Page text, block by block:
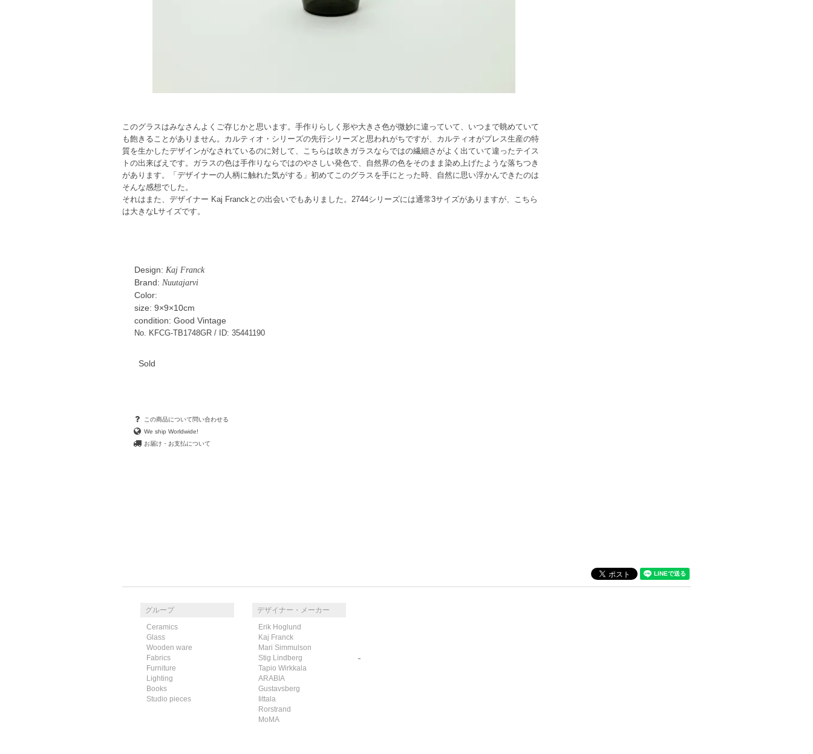
このグラスはみなさんよくご存じかと思います。手作りらしく形や大きさ色が微妙に違っていて、いつまで眺めていて
も飽きることがありません。カルティオ・シリーズの先行シリーズと思われがちですが、カルティオがプレス生産の特
質を生かしたデザインがなされているのに対して、こちらは吹きガラスならではの繊細さがよく出ていて違ったテイス
トの出来ばえです。ガラスの色は手作りならではのやさしい発色で、自然界の色をそのまま染め上げたような落ちつき
があります。「デザイナーの人柄に触れた気がする」初めてこのグラスを手にとった時、自然に思い浮かんできたのは
そんな感想でした。
それはまた、デザイナー Kaj Franckとの出会いでもありました。2744シリーズには通常3サイズがありますが、こちら
は大きなLサイズです。
Design: Kaj Franck
Brand: Nuutajarvi
Color:
size: 9×9×10cm
condition: Good Vintage
No. KFCG-TB1748GR / ID: 35441190
Sold
この商品について問い合わせる
We ship Worldwide!
お届け・お支払について
グループ
Ceramics
Glass
Wooden ware
Fabrics
Furniture
Lighting
Books
Studio pieces
デザイナー・メーカー
Erik Hoglund
Kaj Franck
Mari Simmulson
Stig Lindberg
Tapio Wirkkala
ARABIA
Gustavsberg
Iittala
Rorstrand
MoMA